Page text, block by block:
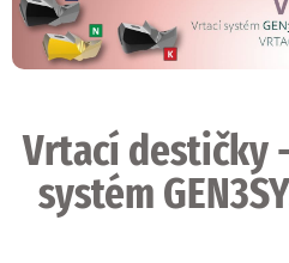
Vrtací destičky
systém